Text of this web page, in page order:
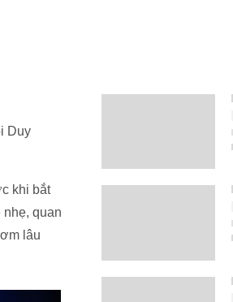
Duy
khi bắt
quan
lâu